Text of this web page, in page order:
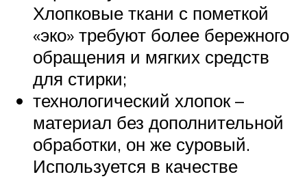
Хлопковые ткани с пометкой
«эко» требуют более бережного
обращения и мягких средств
для стирки;
технологический хлопок –
материал без дополнительной
обработки, он же суровый.
Используется в качестве